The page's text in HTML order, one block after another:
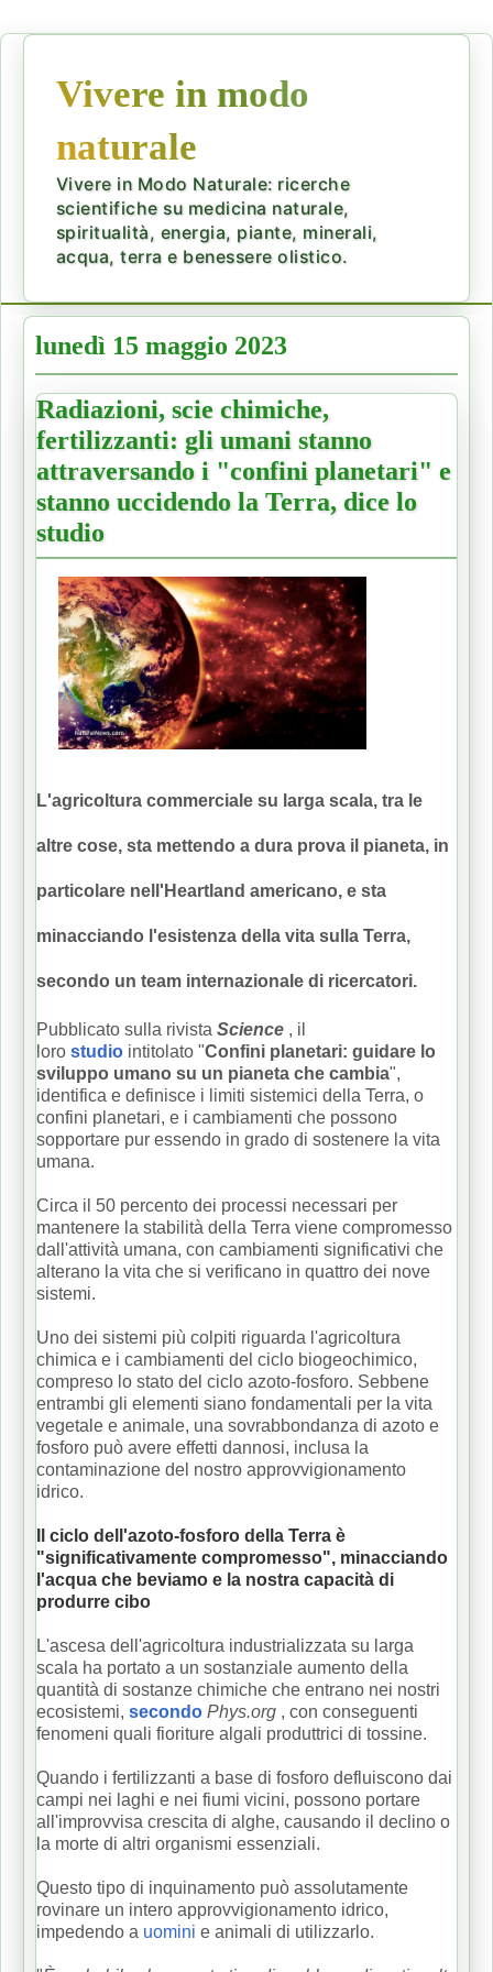
Vivere in modo
naturale
Vivere in Modo Naturale: ricerche
scientifiche su medicina naturale,
spiritualità, energia, piante, minerali,
acqua, terra e benessere olistico.
lunedì 15 maggio 2023
Radiazioni, scie chimiche,
fertilizzanti: gli umani stanno
attraversando i "confini planetari" e
stanno uccidendo la Terra, dice lo
studio
L'agricoltura commerciale su larga scala, tra le
altre cose, sta mettendo a dura prova il pianeta, in
particolare nell'Heartland americano, e sta
minacciando l'esistenza della vita sulla Terra,
secondo un team internazionale di ricercatori.
Pubblicato sulla rivista Science , il
loro studio intitolato "Confini planetari: guidare lo
sviluppo umano su un pianeta che cambia",
identifica e definisce i limiti sistemici della Terra, o
confini planetari, e i cambiamenti che possono
sopportare pur essendo in grado di sostenere la vita
umana.
Circa il 50 percento dei processi necessari per
mantenere la stabilità della Terra viene compromesso
dall'attività umana, con cambiamenti significativi che
alterano la vita che si verificano in quattro dei nove
sistemi.
Uno dei sistemi più colpiti riguarda l'agricoltura
chimica e i cambiamenti del ciclo biogeochimico,
compreso lo stato del ciclo azoto-fosforo. Sebbene
entrambi gli elementi siano fondamentali per la vita
vegetale e animale, una sovrabbondanza di azoto e
fosforo può avere effetti dannosi, inclusa la
contaminazione del nostro approvvigionamento
idrico.
Il ciclo dell'azoto-fosforo della Terra è
"significativamente compromesso", minacciando
l'acqua che beviamo e la nostra capacità di
produrre cibo
L'ascesa dell'agricoltura industrializzata su larga
scala ha portato a un sostanziale aumento della
quantità di sostanze chimiche che entrano nei nostri
ecosistemi, secondo Phys.org , con conseguenti
fenomeni quali fioriture algali produttrici di tossine.
Quando i fertilizzanti a base di fosforo defluiscono dai
campi nei laghi e nei fiumi vicini, possono portare
all'improvvisa crescita di alghe, causando il declino o
la morte di altri organismi essenziali.
Questo tipo di inquinamento può assolutamente
rovinare un intero approvvigionamento idrico,
impedendo a uomini e animali di utilizzarlo.